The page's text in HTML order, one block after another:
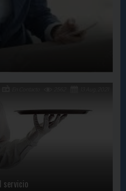
servicio